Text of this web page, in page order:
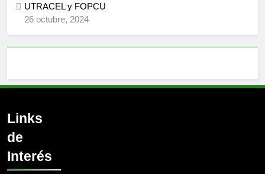
UTRACEL y FOPCU
26 octubre, 2024
Links
de
Interés